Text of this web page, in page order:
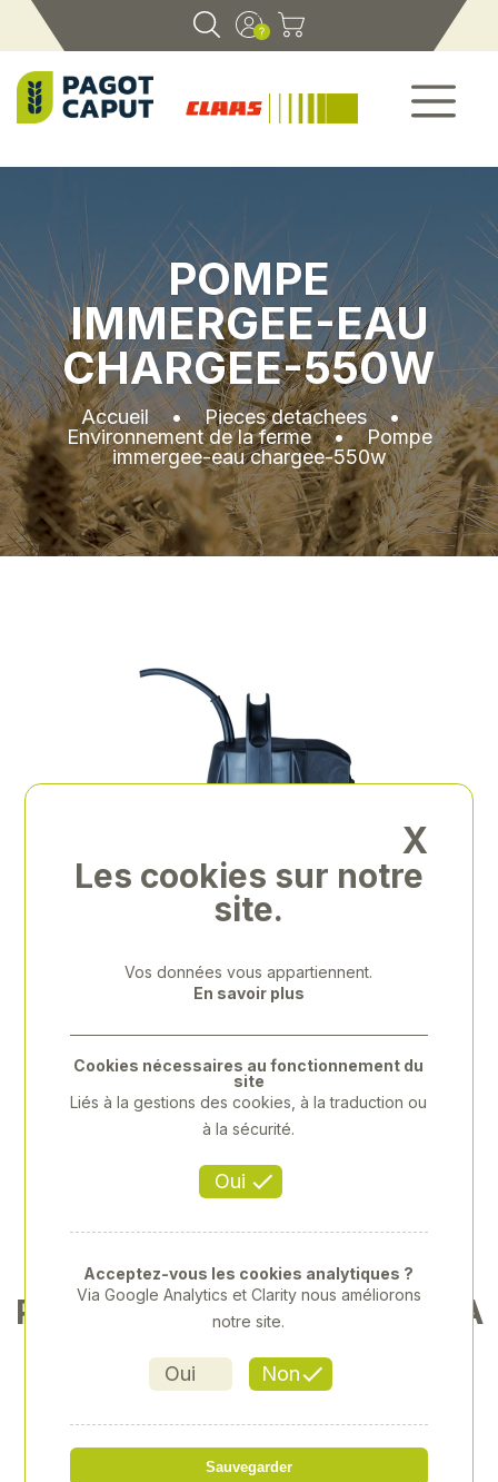
POMPE
IMMERGEE-EAU
CHARGEE-550W
Accueil•Pieces detachees•
Environnement de la ferme•Pompe
immergee-eau chargee-550w
POMPE IMMERGEE-EAU CHA
99,00 € HT
X
Les cookies sur notre
site.
Vos données vous appartiennent.
En savoir plus
Oui
Cookies nécessaires au fonctionnement du
site
Liés à la gestions des cookies, à la traduction ou
à la sécurité.
Oui Non
Acceptez-vous les cookies analytiques ?
Via Google Analytics et Clarity nous améliorons
notre site.
Sauvegarder